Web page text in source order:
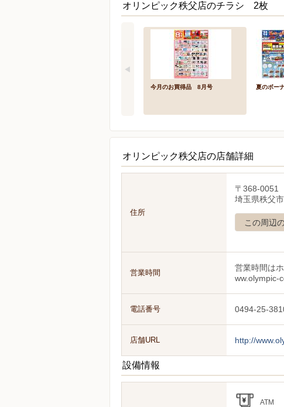
オリンピック秩父店のチラシ 2枚
今月のお買得品 8月号 夏のボー
オリンピック秩父店の店舗詳細
住所
〒368-0051
埼玉県秩父
この周辺
営業時間
営業時間は
ww.olympic-
電話番号 0494-25-
店舗URL http://
設備情報
ATM